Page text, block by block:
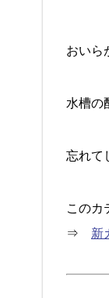
おいら
水槽の
忘れて
このカ
⇒ 新